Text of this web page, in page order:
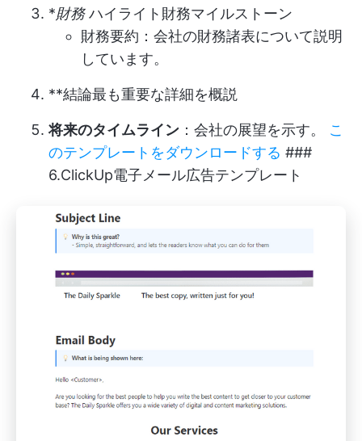
*財務ハイライト財務マイルストーン
財務要約：会社の財務諸表について説明
しています。
**結論最も重要な詳細を概説
将来のタイムライン ：会社の展望を示す。 こ
のテンプレートをダウンロードする ###
6.ClickUp電子メール広告テンプレート